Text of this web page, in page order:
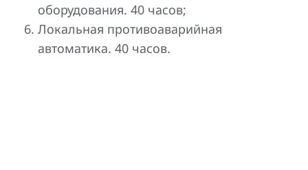
оборудования. 40 часов;
Локальная противоаварийная
автоматика. 40 часов.